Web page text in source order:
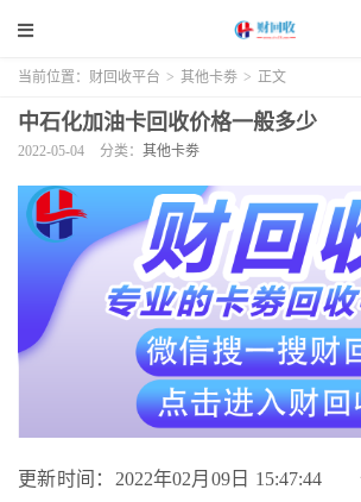
当前位置： 财回收平台 > 其他卡劵 > 正文
中石化加油卡回收价格一般多少
2022-05-04 分类： 其他卡劵
更新时间：2022年02月09日 15:47:44